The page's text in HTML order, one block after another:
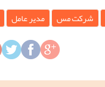
شرکت مس مدیر عامل